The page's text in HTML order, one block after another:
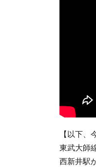
【以下、
東武大師
西新井駅